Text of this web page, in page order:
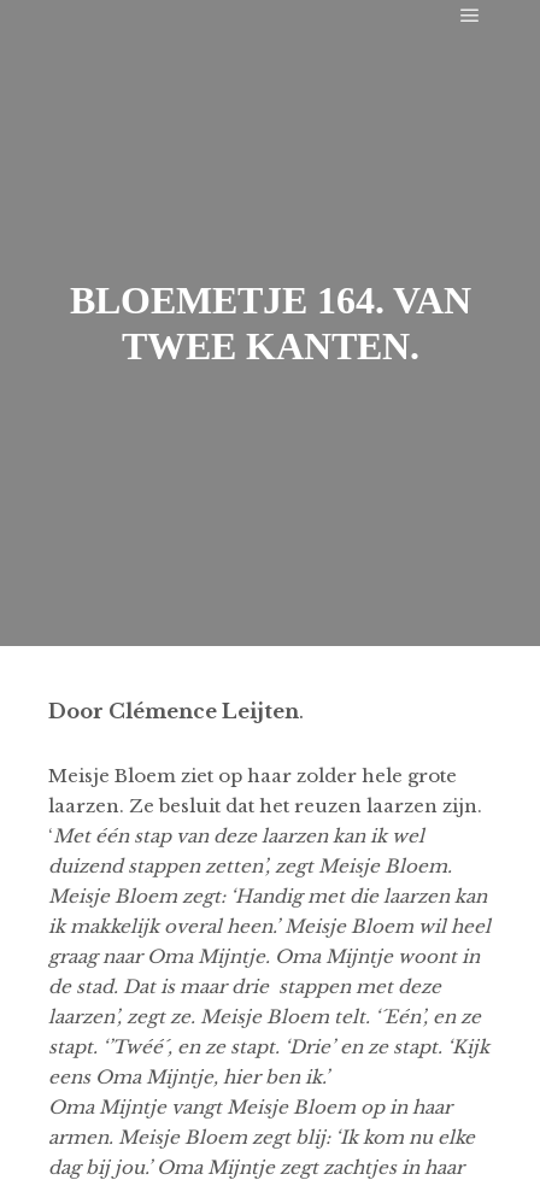
BLOEMETJE 164. VAN
TWEE KANTEN.
Door Clémence Leijten.
Meisje Bloem ziet op haar zolder hele grote
laarzen. Ze besluit dat het reuzen laarzen zijn.
‘Met één stap van deze laarzen kan ik wel
duizend stappen zetten’, zegt Meisje Bloem.
Meisje Bloem zegt: ‘Handig met die laarzen kan
ik makkelijk overal heen.’ Meisje Bloem wil heel
graag naar Oma Mijntje. Oma Mijntje woont in
de stad. Dat is maar drie stappen met deze
laarzen’, zegt ze. Meisje Bloem telt. ‘´Eén’, en ze
stapt. ‘’Twéé´, en ze stapt. ‘Drie’ en ze stapt. ‘Kijk
eens Oma Mijntje, hier ben ik.’
Oma Mijntje vangt Meisje Bloem op in haar
armen. Meisje Bloem zegt blij: ‘Ik kom nu elke
dag bij jou.’ Oma Mijntje zegt zachtjes in haar